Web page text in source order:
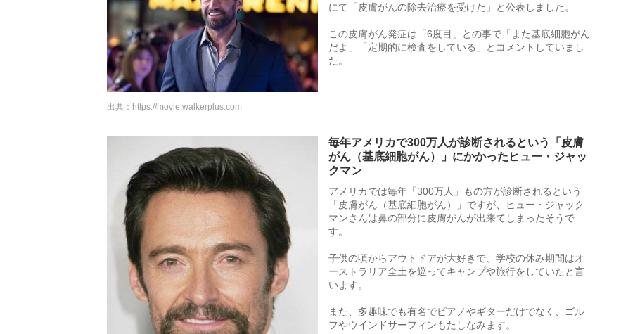
にて「皮膚がんの除去治療を受けた」と公表しました。
この皮膚がん発症は「6度目」との事で「また基底細胞がん
だよ」「定期的に検査をしている」とコメントしていまし
た。
出典： https://movie.walkerplus.com
毎年アメリカで300万人が診断されるという「皮膚
がん（基底細胞がん）」にかかったヒュー・ジャッ
クマン
アメリカでは毎年「300万人」もの方が診断されるという
「皮膚がん（基底細胞がん）」ですが、ヒュー・ジャック
マンさんは鼻の部分に皮膚がんが出来てしまったそうで
す。
子供の頃からアウトドアが大好きで、学校の休み期間はオ
ーストラリア全土を巡ってキャンプや旅行をしていたと言
います。
また、多趣味でも有名でピアノやギターだけでなく、ゴル
フやウインドサーフィンもたしなみます。